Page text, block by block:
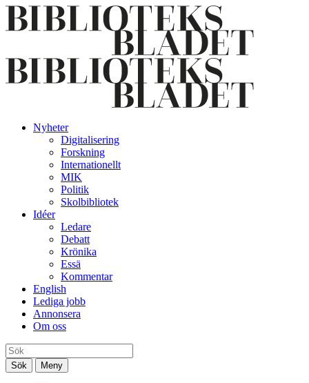
Nyheter
Digitalisering
Forskning
Internationellt
MIK
Politik
Skolbibliotek
Idéer
Ledare
Debatt
Krönika
Essä
Kommentar
English
Lediga jobb
Annonsera
Om oss
Sök Meny